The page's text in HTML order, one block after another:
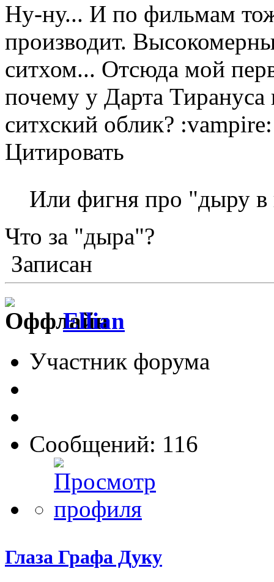
Ну-ну... И по фильмам
производит.
ситхом... Отсюда мой
почему у Дарта
ситхский облик? :vampire:
Цитировать
Или фигня про "дыру
Что за "дыра"?
Записан
Ellian
Участник форума
Сообщений: 116
Глаза Графа Дуку